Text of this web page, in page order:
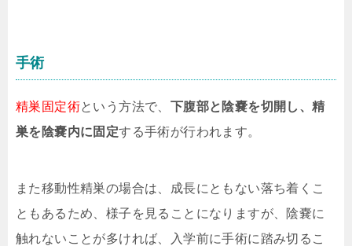
手術
精巣固定術という方法で、 下腹部と陰嚢を切開し、精
巣を陰嚢内に固定する手術が行われます。
また移動性精巣の場合は、成長にともない落ち着くこ
ともあるため、様子を見ることになりますが、陰嚢に
触れないことが多ければ、入学前に手術に踏み切るこ